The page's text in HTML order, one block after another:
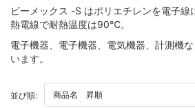
ビーメックス -S はポリエチレンを電子線
熱電線で耐熱温度は90℃。
電子機器、電子機器、電気機器、計測機
います。
並び順:TOP